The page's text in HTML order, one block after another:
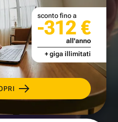
sconto fino a
-312 €
all'anno
+ giga illimitati